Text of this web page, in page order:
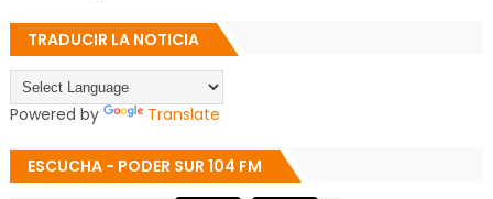
TRADUCIR LA NOTICIA
Powered by Translate
ESCUCHA - PODER SUR 104 FM